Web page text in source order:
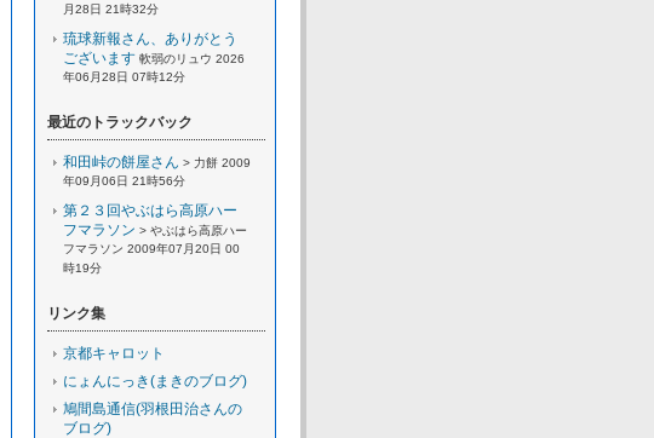
月28日 21時32分
琉球新報さん、ありがとう
ございます 軟弱のリュウ 2026
年06月28日 07時12分
最近のトラックバック
和田峠の餅屋さん > 力餅 2009
年09月06日 21時56分
第２３回やぶはら高原ハー
フマラソン > やぶはら高原ハー
フマラソン 2009年07月20日 00
時19分
リンク集
京都キャロット
にょんにっき(まきのブログ)
鳩間島通信(羽根田治さんの
ブログ)